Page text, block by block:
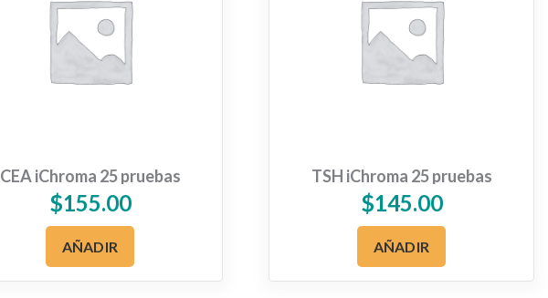
CEA iChroma 25 pruebas
$155.00
AÑADIR
TSH iChroma 25 pruebas
$145.00
AÑADIR